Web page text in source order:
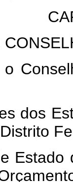
dos
Estado